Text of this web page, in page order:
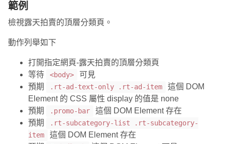
範例
檢視露天拍賣的頂層分類頁。
動作列舉如下
打開指定網頁-露天拍賣的頂層分類頁
等待
<body>
可見
預期
.rt-ad-text-only .rt-ad-item
這個 DOM
Element 的 CSS 屬性 display 的值是 none
預期
.promo-bar
這個 DOM Element 存在
預期
.rt-subcategory-list .rt-subcategory-
item
這個 DOM Element 存在